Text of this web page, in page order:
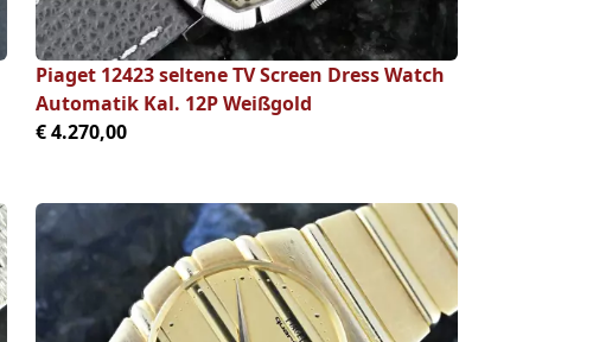
Piaget 12423 seltene TV Screen Dress Watch
Automatik Kal. 12P Weißgold
€ 4.270,00